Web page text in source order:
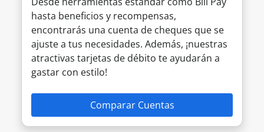
hasta beneficios y recompensas,
encontrarás una cuenta de cheques que se
ajuste a tus necesidades. Además, ¡nuestras
atractivas tarjetas de débito te ayudarán a
gastar con estilo!
Comparar Cuentas